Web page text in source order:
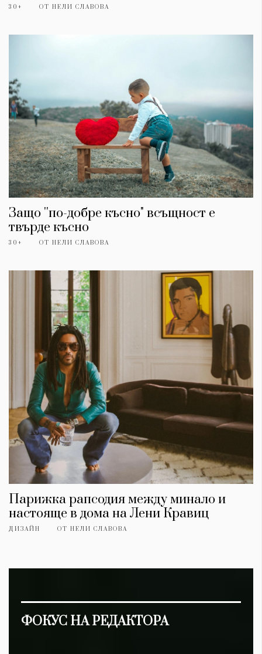
30+ ОТ НЕЛИ СЛАВОВА
Защо ''по-добре късно" всъщност е
твърде късно
30+ ОТ НЕЛИ СЛАВОВА
Парижка рапсодия между минало и
настояще в дома на Лени Кравиц
ДИЗАЙН ОТ НЕЛИ СЛАВОВА
ФОКУС НА РЕДАКТОРА
КАТЕГОРИИ
Wine&Dine
Dialogue
Изкуство
Красота
Цветно
Гурме
Пътувай
Wellness
Условия за
ползване
Политика за
поверителност
СЛЕДВАЙТЕ НИ
YouTube
Spotify Soundcloud